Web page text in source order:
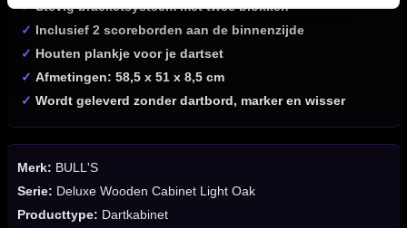
✓ Stevig bracketsysteem met twee blokken
✓ Inclusief 2 scoreborden aan de binnenzijde
✓ Houten plankje voor je dartset
✓ Afmetingen: 58,5 x 51 x 8,5 cm
✓ Wordt geleverd zonder dartbord, marker en wisser
Merk: BULL'S
Serie: Deluxe Wooden Cabinet Light Oak
Producttype: Dartkabinet